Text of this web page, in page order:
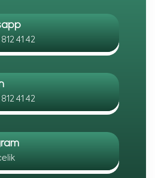
41 42
41 42